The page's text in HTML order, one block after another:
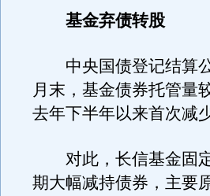
基金弃债转股
中央国债登记结算公
月末，基金债券托管量
去年下半年以来首次减少
对此，长信基金固定
期大幅减持债券，主要